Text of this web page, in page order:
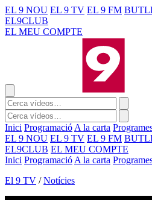
EL 9 NOU EL 9 TV EL 9 FM
EL9CLUB
EL MEU COMPTE
Inici Programació A la carta
EL 9 NOU EL 9 TV EL 9 FM
EL9CLUB EL MEU COMPTE
Inici Programació A la carta
El 9 TV / Notícies